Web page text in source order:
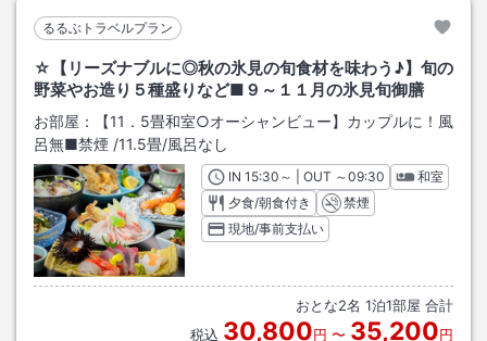
るるぶトラベルプラン
☆【リーズナブルに◎秋の氷見の旬食材を味わう♪】旬の
野菜やお造り５種盛りなど■９～１１月の氷見旬御膳
お部屋：
【11．5畳和室○オーシャンビュー】カップルに！風
呂無■禁煙 /11.5畳/風呂なし
INチェックイン
15:30 ～ | OUT チェックアウト
～09:30
和室
夕食/朝食付き
禁煙
現地/事前支払い
おとな2名 1泊1部屋 合計
税込 30,800円 〜 35,200円